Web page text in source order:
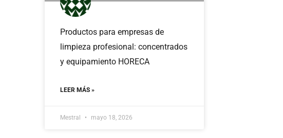
Productos para empresas de
limpieza profesional: concentrados
y equipamiento HORECA
LEER MÁS »
Mestral mayo 18, 2026